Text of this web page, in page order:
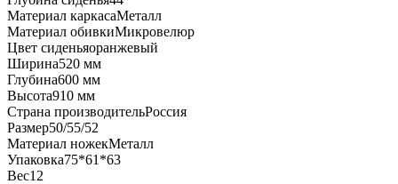
Материал каркасаМеталл
Материал обивкиМикровелюр
Цвет сиденьяоранжевый
Ширина520 мм
Глубина600 мм
Высота910 мм
Страна производительРоссия
Размер50/55/52
Материал ножекМеталл
Упаковка75*61*63
Вес12